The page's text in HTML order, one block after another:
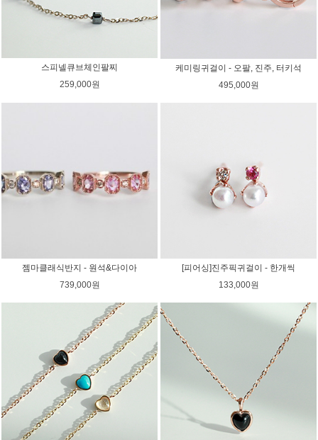
스피넬큐브체인팔찌
259,000원
케미링귀걸이 - 오팔, 진주, 터키석
495,000원
젬마클래식반지 - 원석&다이아
739,000원
[피어싱]진주픽귀걸이 - 한개씩
133,000원